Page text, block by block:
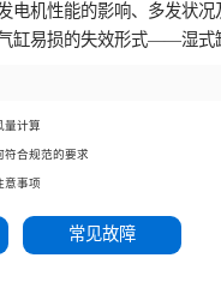
电机性能的影响、多发状况
缸易损的失效形式——湿式
量计算
符合规范的要求
意事项
常见故障